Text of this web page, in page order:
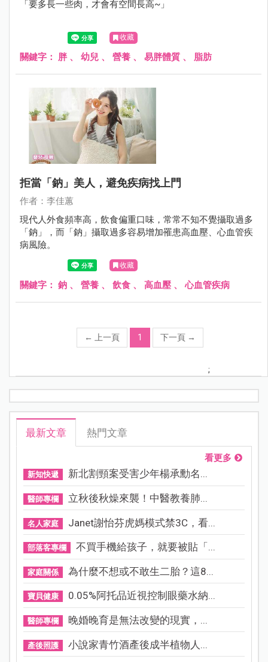
「要多長一些肉，才會有空間長高~」
收藏
關鍵字： 胖、 幼兒 、 營養 、 易胖體質 、 脂肪
拒當「鈉」美人，避免疾病找上門
作者：李佳蕙
現代人外食頻率高，飲食偏重口味，常常不知不覺攝取過多
「鈉」，而「鈉」攝取過多容易增加罹患高血壓、心血管疾
病風險。
收藏
關鍵字： 鈉 、 營養 、 飲食 、 高血壓 、心血管疾病
← 上一頁 1 下一頁 →
;
最新文章 熱門文章
看更多
新知快遞 新北割頸案受害少年楊承勳名...
醫師專欄 立秋後秋燥來襲！中醫教養肺...
名人家庭 Janet謝怡芬虎媽模式禁3C，看...
部落客專欄 不買手機給孩子，就要被貼「...
家庭關係 為什麼不想或不敢生二胎？這8...
寶貝健康 0.05%阿托品近視控制眼藥水納...
醫師專欄 晚婚晚育是無法改變的現實，...
產後照護 小說家青竹酒產後成半植物人...